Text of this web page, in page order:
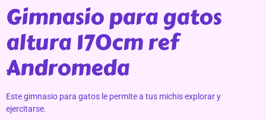
Gimnasio para gatos
altura 170cm ref
Andromeda
Este gimnasio para gatos le permite a tus michis explorar y
ejercitarse.